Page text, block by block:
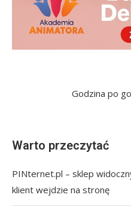
Godzina po
Warto przeczytać
PINternet.pl – sklep
klient wejdzie na stronę